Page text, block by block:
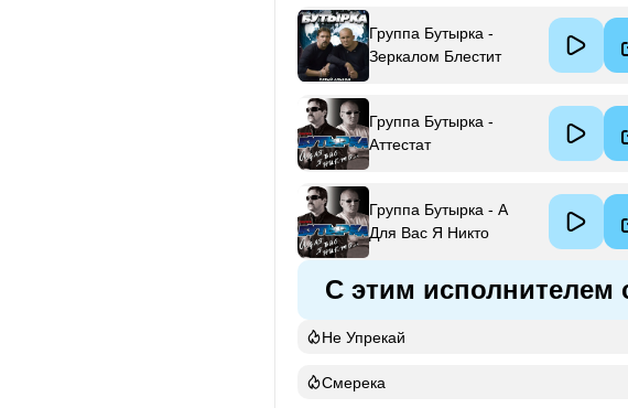
Группа Бутырка -
Зеркалом Блестит
Группа Бутырка -
Аттестат
Группа Бутырка - А
Для Вас Я Никто
С этим исполнителем
Не Упрекай
Смерека